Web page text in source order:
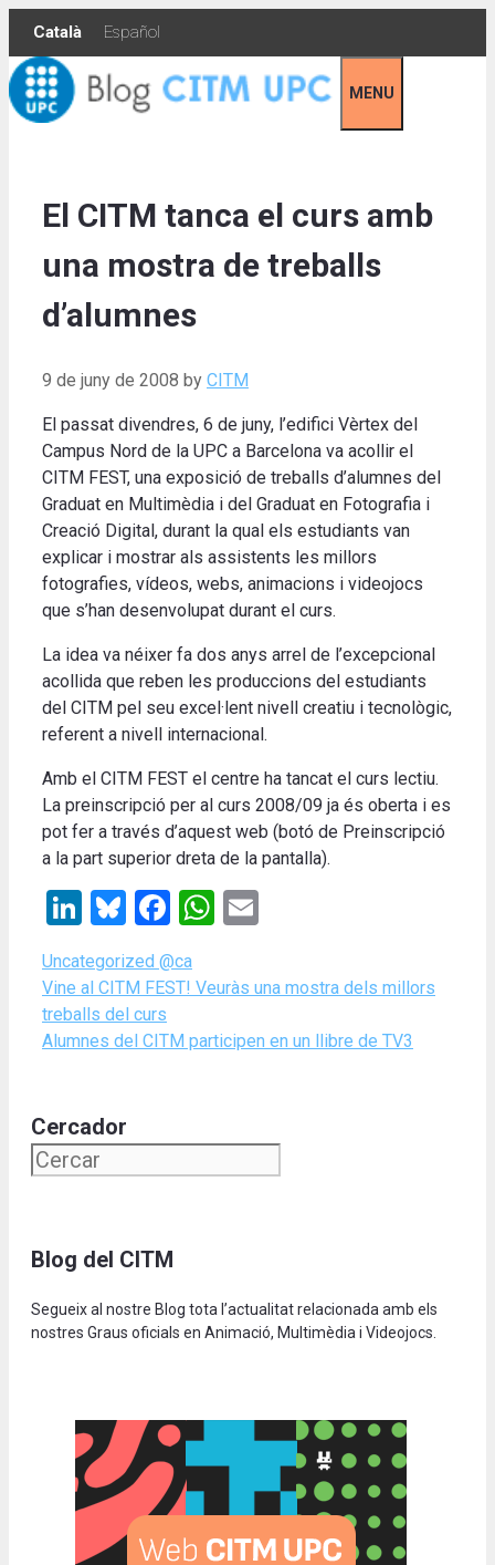
Skip
content
Català Español
MENU
El CITM tanca el curs amb
una mostra de treballs
d’alumnes
9 de juny de 2008 by CITM
El passat divendres, 6 de juny, l’edifici Vèrtex del
Campus Nord de la UPC a Barcelona va acollir el
CITM FEST, una exposició de treballs d’alumnes del
Graduat en Multimèdia i del Graduat en Fotografia i
Creació Digital, durant la qual els estudiants van
explicar i mostrar als assistents les millors
fotografies, vídeos, webs, animacions i videojocs
que s’han desenvolupat durant el curs.
La idea va néixer fa dos anys arrel de l’excepcional
acollida que reben les produccions del estudiants
del CITM pel seu excel·lent nivell creatiu i tecnològic,
referent a nivell internacional.
Amb el CITM FEST el centre ha tancat el curs lectiu.
La preinscripció per al curs 2008/09 ja és oberta i es
pot fer a través d’aquest web (botó de Preinscripció
a la part superior dreta de la pantalla).
LinkedIn
Bluesky
Facebook
WhatsApp
Categories
Uncategorized @ca
Vine al CITM FEST! Veuràs una mostra dels millors
treballs del curs
Alumnes del CITM participen en un llibre de TV3
Cercador
Blog del CITM
Segueix al nostre Blog tota l’actualitat relacionada amb els
nostres Graus oficials en Animació, Multimèdia i Videojocs.